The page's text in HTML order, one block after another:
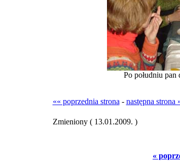
Po południu pan
«« poprzednia strona - następna strona
Zmieniony ( 13.01.2009. )
«